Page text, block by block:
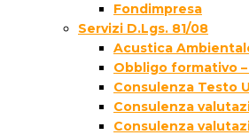
Fondimpresa
Servizi D.Lgs. 81/08
Acustica
Obbligo formativo
Consulenza Testo
Consulenza
Consulenza